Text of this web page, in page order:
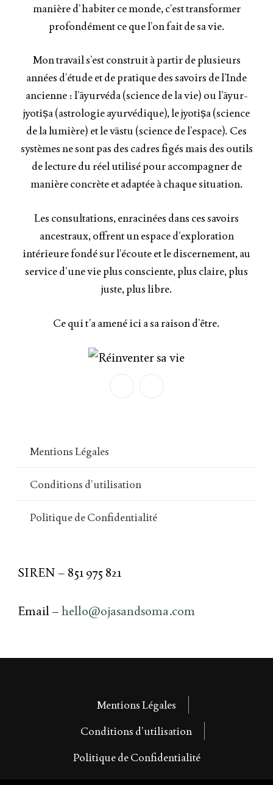
manière d’habiter ce monde, c’est transformer
profondément ce que l’on fait de sa vie.
Mon travail s’est construit à partir de plusieurs
années d’étude et de pratique des savoirs de l’Inde
ancienne : l’āyurvéda (science de la vie) ou l’āyur-
jyotiṣa (astrologie ayurvédique), le jyotiṣa (science
de la lumière) et le vāstu (science de l’espace). Ces
systèmes ne sont pas des cadres figés mais des outils
de lecture du réel utilisé pour accompagner de
manière concrète et adaptée à chaque situation.
Les consultations, enracinées dans ces savoirs
ancestraux, offrent un espace d’exploration
intérieure fondé sur l’écoute et le discernement, au
service d’une vie plus consciente, plus claire, plus
juste, plus libre.
Ce qui t’a amené ici a sa raison d’être.
Mentions Légales
Conditions d’utilisation
Politique de Confidentialité
SIREN – 851 975 821
Email –hello@ojasandsoma.com
Mentions Légales
Conditions d’utilisation
Politique de Confidentialité